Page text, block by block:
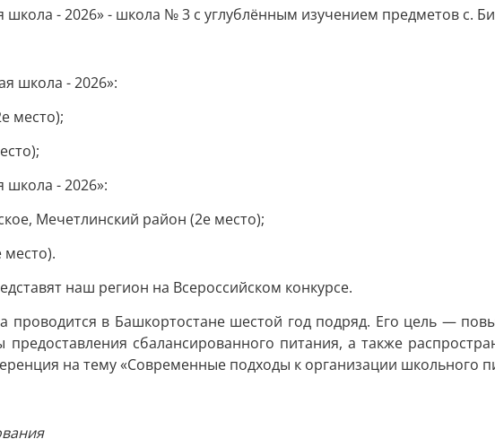
- 2026» - школа № 3 с углублённым изучением предметов с.
школа - 2026»:
место);
школа - 2026»:
Мечетлинский район (2е место);
наш регион на Всероссийском конкурсе.
проводится в Башкортостане шестой год подряд. Его цель —
сбалансированного питания, а также
на тему «Современные подходы к организации школьного